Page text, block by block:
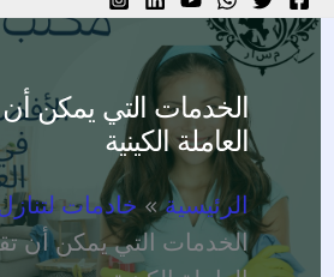
الخدمات التي يمكن أن
العاملة الكينية
الرئيسية
خادمات
الخدمات التي يمكن أن